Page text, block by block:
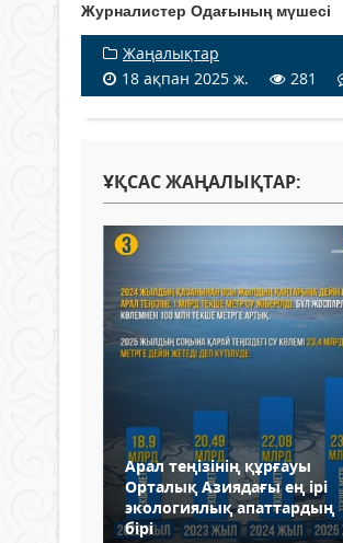
Журналистер Одағының мүшесі
Жаңалықтар
18 ақпан 2025 ж.
281
ҰҚСАС ЖАҢАЛЫҚТАР:
Арал теңізінің құрғауы
Орталық Азиядағы ең ірі
экологиялық апаттардың
бірі